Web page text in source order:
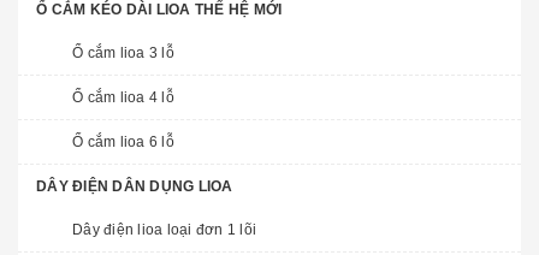
Ổ CẮM KÉO DÀI LIOA THẾ HỆ MỚI
Ổ cắm lioa 3 lỗ
Ổ cắm lioa 4 lỗ
Ổ cắm lioa 6 lỗ
DÂY ĐIỆN DÂN DỤNG LIOA
Dây điện lioa loại đơn 1 lõi